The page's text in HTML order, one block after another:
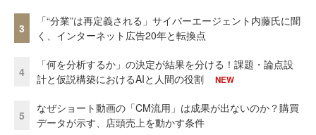
3
「“分業”は再定義される」サイバーエージェント内藤氏に聞
く、インターネット広告20年と転換点
4
「何を分析するか」の決定が結果を分ける！課題・論点設
計と仮説構築におけるAIと人間の役割
NEW
5
なぜショート動画の「CM流用」は成果が出ないのか？購買
データが示す、店頭売上を動かす条件